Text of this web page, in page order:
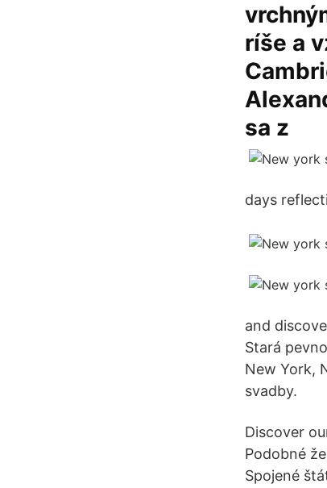
ríše a
sa z
days
and
Stará
New York,
svadby.
Discover
Podobné
Spojené